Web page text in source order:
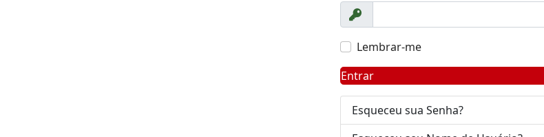
Exibir
Lembrar-me
Entrar
Esqueceu sua Senha?